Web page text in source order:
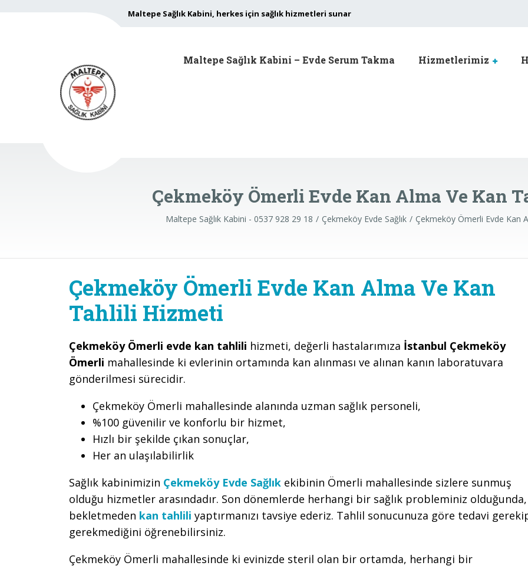
Maltepe Sağlık Kabini, herkes için sağlık hizmetleri sunar
Maltepe Sağlık Kabini – Evde Serum Takma Hizmetlerimiz
Çekmeköy Ömerli Evde Kan Alma Ve Kan
Maltepe Sağlık Kabini - 0537 928 29 18 Çekmeköy Evde Sağlık Çekmeköy Ömerli Evde Kan
Çekmeköy Ömerli Evde Kan Alma Ve Kan
Tahlili Hizmeti
Çekmeköy Ömerli evde kan tahlili hizmeti, değerli hastalarımıza İstanbul Çekmeköy
Ömerli mahallesinde ki evlerinin ortamında kan alınması ve alınan kanın laboratuvara
gönderilmesi sürecidir.
Çekmeköy Ömerli mahallesinde alanında uzman sağlık personeli,
%100 güvenilir ve konforlu bir hizmet,
Hızlı bir şekilde çıkan sonuçlar,
Her an ulaşılabilirlik
Sağlık kabinimizin Çekmeköy Evde Sağlık ekibinin Ömerli mahallesinde sizlere sunmuş
olduğu hizmetler arasındadır. Son dönemlerde herhangi bir sağlık probleminiz olduğunda,
bekletmeden kan tahlili yaptırmanızı tavsiye ederiz. Tahlil sonucunuza göre tedavi
gerekmediğini öğrenebilirsiniz.
Çekmeköy Ömerli mahallesinde ki evinizde steril olan bir ortamda, herhangi bir